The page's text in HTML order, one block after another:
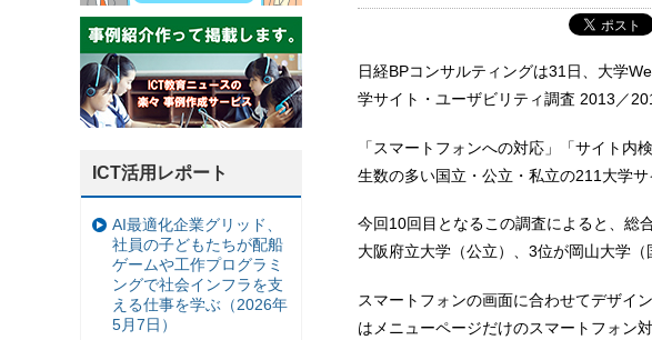
日経BPコンサルティングは31日、大学
学サイト・ユーザビリティ調査 2013／
「スマートフォンへの対応」「サイト
生数の多い国立・公立・私立の211大学サ
今回10回目となるこの調査によると、総
大阪府立大学（公立）、3位が岡山大学（
スマートフォンの画面に合わせてデザイ
はメニューページだけのスマートフォン
ICT活用レポート
AI最適化企業グリッド、
社員の子どもたちが配船
ゲームや工作プログラミ
ングで社会インフラを支
える仕事を学ぶ（2026年
5月7日）